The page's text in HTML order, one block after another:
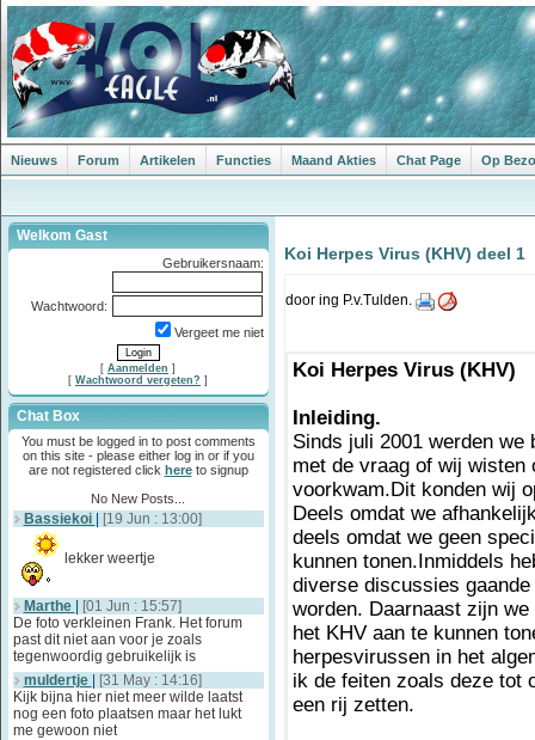
Nieuws Forum Artikelen Functies Maand Akties Chat Page Op
Welkom Gast
Gebruikersnaam:
Wachtwoord:
Vergeet me niet
[ Aanmelden ]
[ Wachtwoord vergeten? ]
Chat Box
You must be logged in to post comments
on this site - please either log in or if you
are not registered click hereto signup
No New Posts...
Bassiekoi [19 Jun : 13:00]
lekker weertje
Marthe
[01 Jun : 15:57]
De foto verkleinen Frank. Het forum
past dit niet aan voor je zoals
tegenwoordig gebruikelijk is
muldertje
[31 May : 14:16]
Kijk bijna hier niet meer wilde laatst
nog een foto plaatsen maar het lukt
me gewoon niet
Koi Herpes Virus (KHV) deel 1
door ing P.v.Tulden.
Koi Herpes Virus (KHV)
Inleiding.
Sinds juli 2001 werden we
met de vraag of wij wisten
voorkwam.Dit konden wij
Deels omdat we
deels omdat we geen
kunnen tonen.Inmiddels
diverse discussies
worden. Daarnaast zijn
het KHV aan te kunnen
herpesvirussen in het
ik de feiten zoals deze tot
een rij zetten.